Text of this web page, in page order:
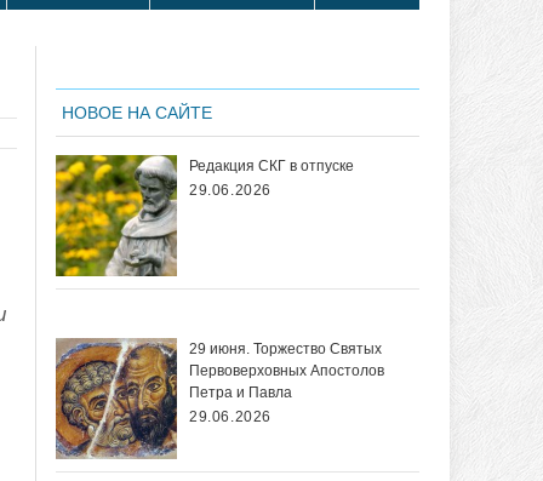
НОВОЕ НА САЙТЕ
Редакция СКГ в отпуске
29.06.2026
29 июня. Торжество Святых
Первоверховных Апостолов
Петра и Павла
29.06.2026